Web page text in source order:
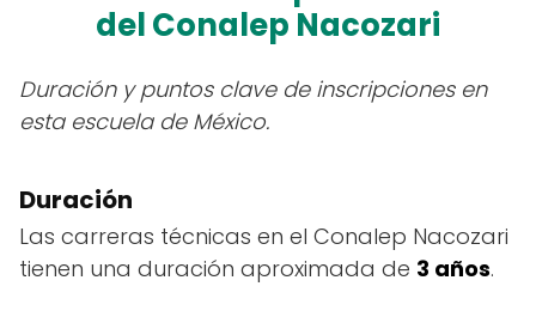
del Conalep Nacozari
Duración y puntos clave de inscripciones en
esta escuela de México.
Duración
Las carreras técnicas en el Conalep Nacozari
tienen una duración aproximada de 3 años.